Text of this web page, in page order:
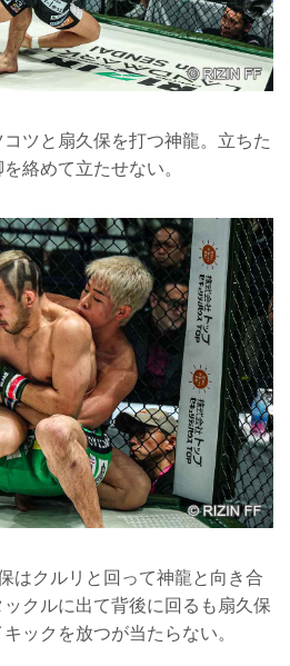
ツと扇久保を打つ神龍。立ちた
絡めて立たせない。
はクルリと回って神龍と向き合
クルに出て背後に回るも扇久保
ックを放つが当たらない。